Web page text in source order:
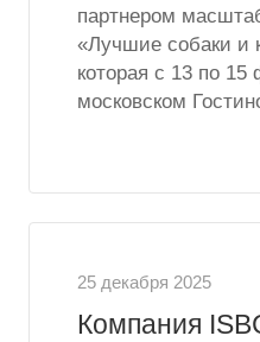
партнером
«Лучшие собаки и
которая с 13 по
московском
25 декабря 2025
Компания